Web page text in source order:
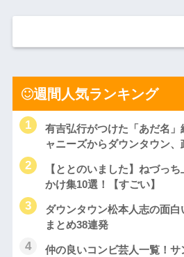
週間人気ランキング
有吉弘行がつけた「あだ名
ャニーズからダウンタウン、
【ととのいました】ねづっ
かけ集10選！【すごい】
ダウンタウン松本人志の面
まとめ38連発
仲の良いコンビ芸人一覧！